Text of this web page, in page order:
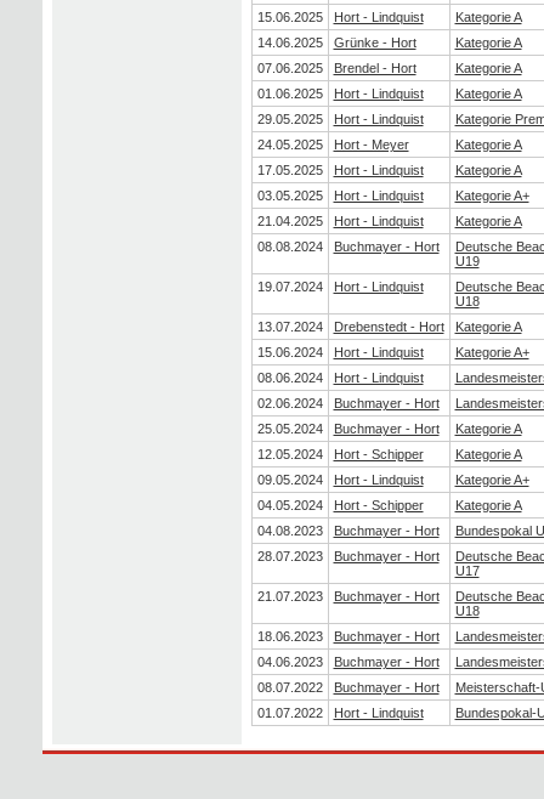
15.06.2025
Hort - Lindquist
Kategorie A
14.06.2025
Grünke - Hort
Kategorie A
07.06.2025
Brendel - Hort
Kategorie A
01.06.2025
Hort - Lindquist
Kategorie A
29.05.2025
Hort - Lindquist
Kategorie
24.05.2025
Hort - Meyer
Kategorie A
17.05.2025
Hort - Lindquist
Kategorie A
03.05.2025
Hort - Lindquist
Kategorie A+
21.04.2025
Hort - Lindquist
Kategorie A
08.08.2024
Buchmayer - Hort
Deutsche
U19
19.07.2024
Hort - Lindquist
Deutsche
U18
13.07.2024
Drebenstedt - Hort
Kategorie A
15.06.2024
Hort - Lindquist
Kategorie A+
08.06.2024
Hort - Lindquist
02.06.2024
Buchmayer - Hort
25.05.2024
Buchmayer - Hort
Kategorie A
12.05.2024
Hort - Schipper
Kategorie A
09.05.2024
Hort - Lindquist
Kategorie A+
04.05.2024
Hort - Schipper
Kategorie A
04.08.2023
Buchmayer - Hort
Bundespokal
28.07.2023
Buchmayer - Hort
Deutsche
U17
21.07.2023
Buchmayer - Hort
Deutsche
U18
18.06.2023
Buchmayer - Hort
04.06.2023
Buchmayer - Hort
08.07.2022
Buchmayer - Hort
Meisterschaft-
01.07.2022
Hort - Lindquist Bundespokal-